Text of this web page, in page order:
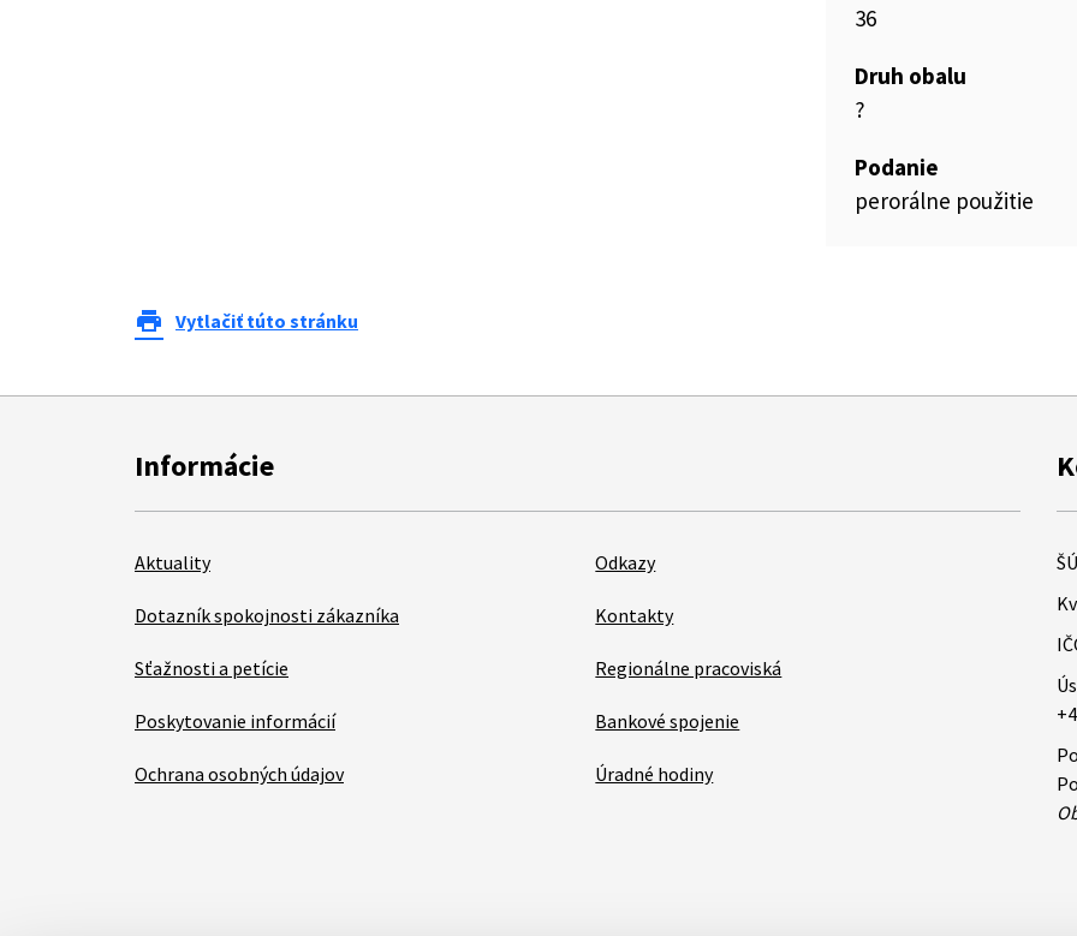
36
Druh obalu
?
Podanie
perorálne použitie
print Vytlačiť túto stránku
Informácie
Aktuality
Dotazník spokojnosti zákazníka
Sťažnosti a petície
Poskytovanie informácií
Ochrana osobných údajov
Odkazy
Kontakty
Regionálne pracoviská
Bankové spojenie
Úradné hodiny